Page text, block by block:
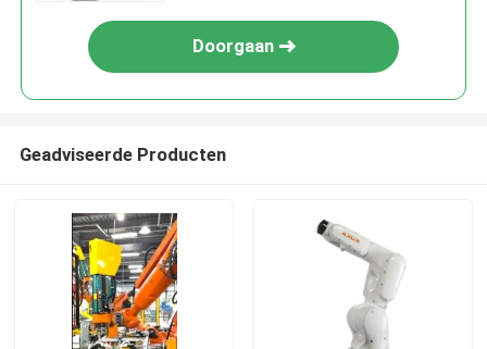
Doorgaan
Geadviseerde Producten